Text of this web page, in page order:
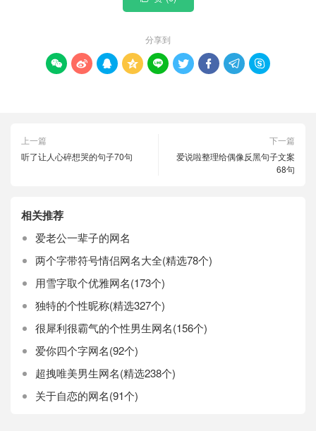
分享到
        
上一篇
听了让人心碎想哭的句子70句
下一篇
爱说啦整理给偶像反黑句子文案
68句
相关推荐
爱老公一辈子的网名
两个字带符号情侣网名大全(精选78个)
用雪字取个优雅网名(173个)
独特的个性昵称(精选327个)
很犀利很霸气的个性男生网名(156个)
爱你四个字网名(92个)
超拽唯美男生网名(精选238个)
关于自恋的网名(91个)